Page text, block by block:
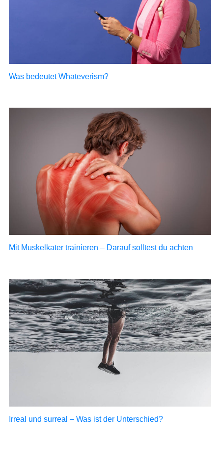
Was bedeutet Whateverism?
Mit Muskelkater trainieren – Darauf solltest du achten
Irreal und surreal – Was ist der Unterschied?